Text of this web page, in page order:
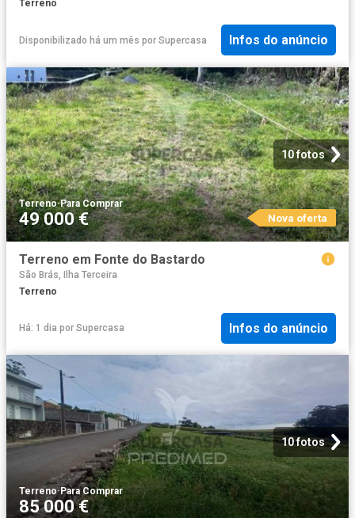
Terreno
Disponibilizado há um mês por Supercasa Infos do anúncio
10 fotos
Terreno·Para Comprar
49 000 € Nova oferta
Terreno em Fonte do Bastardo
São Brás, Ilha Terceira
Terreno
Há: 1 dia por Supercasa Infos do anúncio
10 fotos
Terreno·Para Comprar
85 000 €